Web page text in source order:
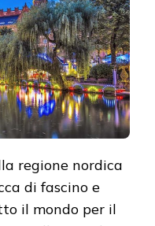
DANIMARCA
regione nordica
di fascino e
il mondo per il